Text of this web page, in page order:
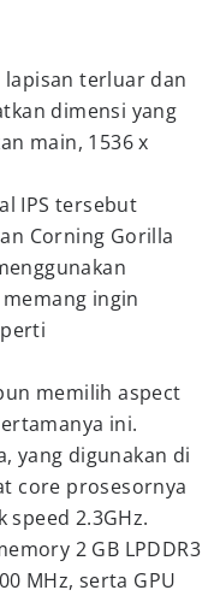
terluar dan
dimensi yang
main, 1536 x
IPS tersebut
Corning Gorilla
ingin
memilih aspect
ini.
yang digunakan di
core prosesornya
2.3GHz.
2 GB LPDDR3
MHz, serta GPU